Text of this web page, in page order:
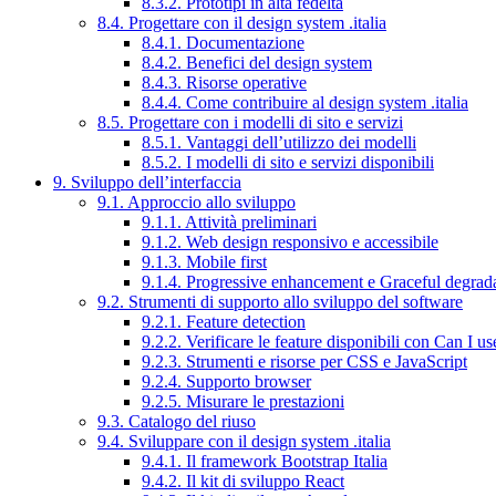
8.4. Progettare con il design system .italia
8.4.1. Documentazione
8.4.2. Benefici del design system
8.4.3. Risorse operative
8.4.4. Come contribuire al design system .italia
8.5. Progettare con i modelli di sito e servizi
8.5.1. Vantaggi dell’utilizzo dei modelli
8.5.2. I modelli di sito e servizi disponibili
9. Sviluppo dell’interfaccia
9.1. Approccio allo sviluppo
9.1.1. Attività preliminari
9.1.2. Web design responsivo e accessibile
9.1.3. Mobile first
9.1.4. Progressive enhancement e Graceful
9.2. Strumenti di supporto allo sviluppo del software
9.2.1. Feature detection
9.2.2. Verificare le feature disponibili con Can I
9.2.3. Strumenti e risorse per CSS e JavaScript
9.2.4. Supporto browser
9.2.5. Misurare le prestazioni
9.3. Catalogo del riuso
9.4. Sviluppare con il design system .italia
9.4.1. Il framework Bootstrap Italia
9.4.2. Il kit di sviluppo React